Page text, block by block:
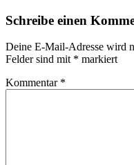
Schreibe einen
Deine E-Mail-Adresse wird
Felder sind mit * markiert
Kommentar *